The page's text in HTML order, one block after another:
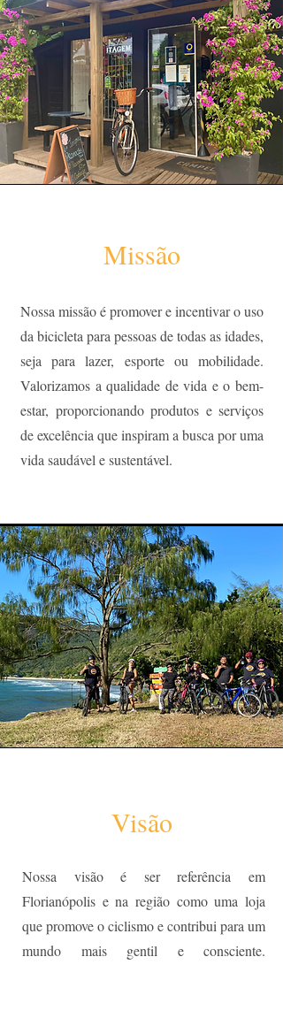
Missão
Nossa missão é promover e incentivar o uso
da bicicleta para pessoas de todas as idades,
seja para lazer, esporte ou mobilidade.
Valorizamos a qualidade de vida e o bem-
estar, proporcionando produtos e serviços
de excelência que inspiram a busca por uma
vida saudável e sustentável.
Visão
Nossa visão é ser referência em
Florianópolis e na região como uma loja
que promove o ciclismo e contribui para um
mundo mais gentil e consciente.